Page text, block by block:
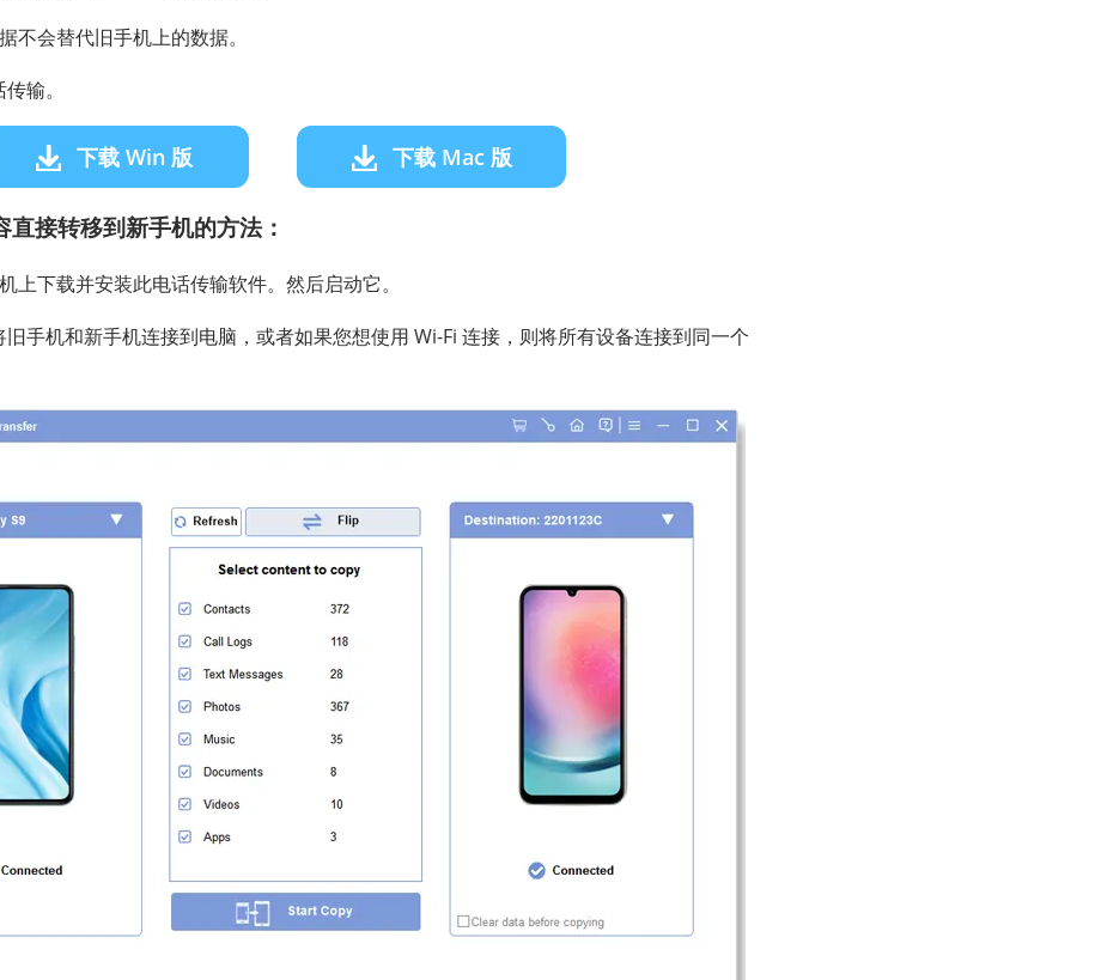
不会替代旧手机上的数据。
输。
下载 Win 版 下载 Mac 版
直接转移到新手机的方法：
上下载并安装此电话传输软件。然后启动它。
旧手机和新手机连接到电脑，或者如果您想使用 Wi-Fi 连接，则将所有设备连接到同一个